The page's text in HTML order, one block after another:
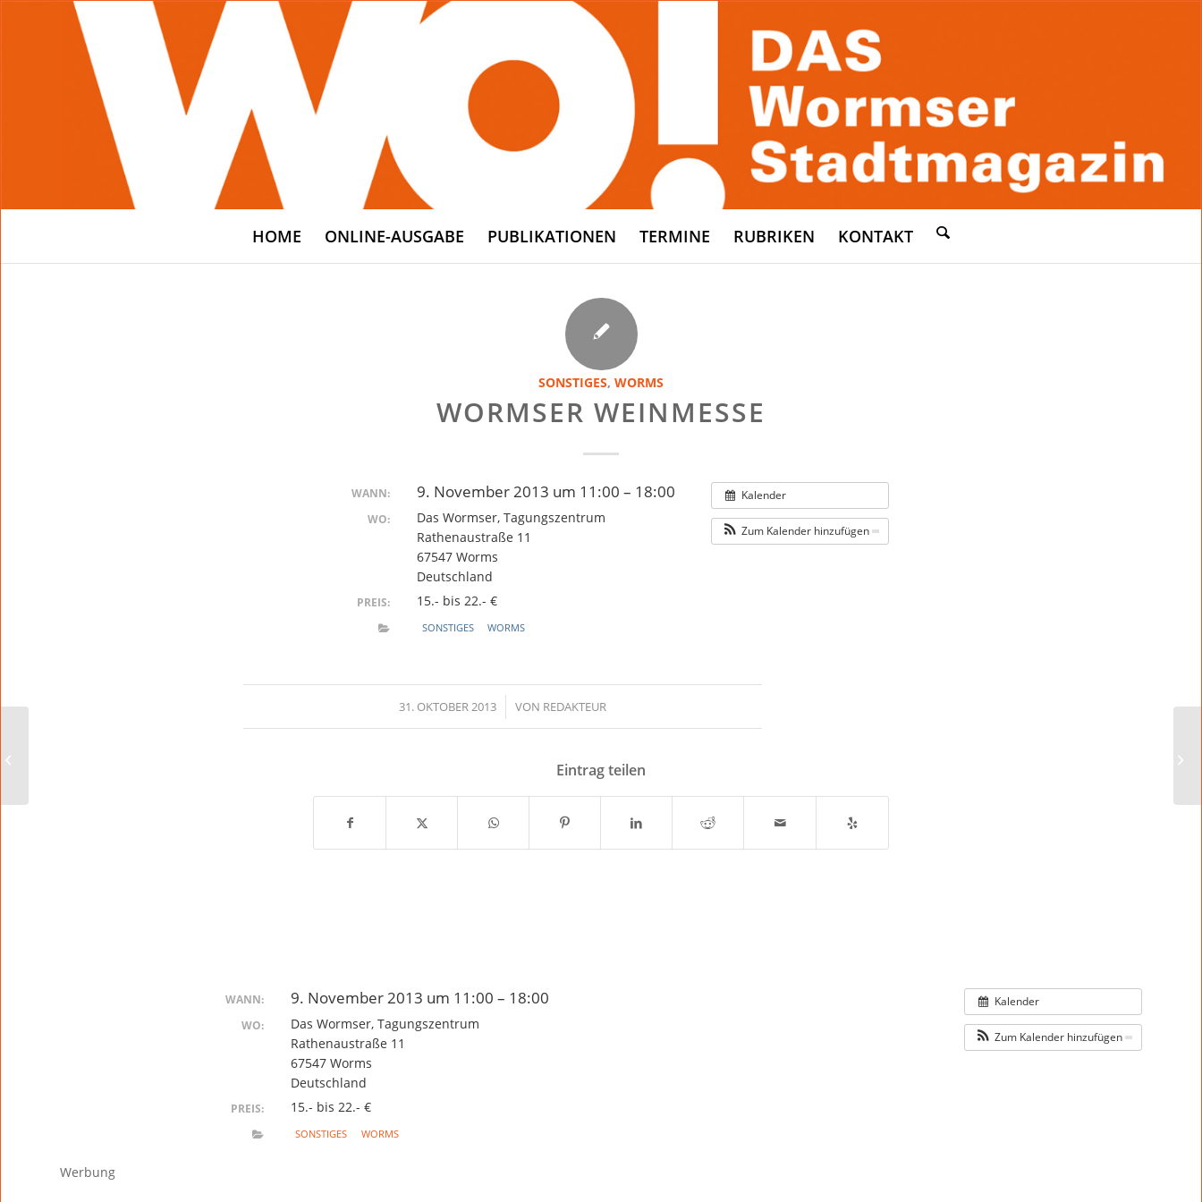
HOME ONLINE-AUSGABE PUBLIKATIONEN TERMINE RUBRIKEN KONTAKT
SONSTIGES, WORMS
WORMSER WEINMESSE
Kalender
Zum Kalender hinzufügen
WANN: 9. November 2013 um 11:00 – 18:00
WO:
Das Wormser, Tagungszentrum
Rathenaustraße 11
67547 Worms
Deutschland
PREIS: 15.- bis 22.- €
SONSTIGES WORMS
31. OKTOBER 2013
/ VON REDAKTEUR
Eintrag teilen
Kalender
Zum Kalender hinzufügen
WANN: 9. November 2013 um 11:00 – 18:00
WO:
Das Wormser, Tagungszentrum
Rathenaustraße 11
67547 Worms
Deutschland
PREIS: 15.- bis 22.- €
SONSTIGES WORMS
Werbung